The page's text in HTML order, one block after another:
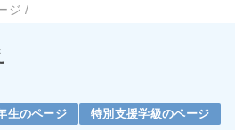
ジ /
生のページ
特別支援学級のページ